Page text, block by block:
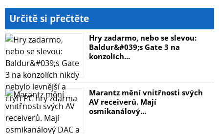
Určitě si přečtěte
Hry zadarmo, nebo se slevou:
Baldur&#039;s Gate 3 na
konzolích...
Marantz mění vnitřnosti svých
AV receiverů. Mají
osmikanálový...